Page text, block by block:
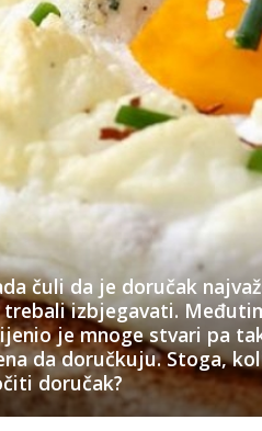
čuli da je doručak
trebali izbjegavati.
je mnoge stvari pa
da doručkuju. Stoga,
doručak?